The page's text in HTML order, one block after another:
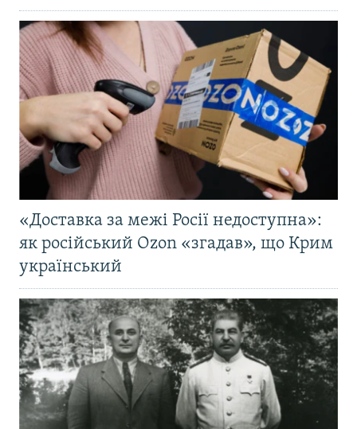
«Доставка за межі Росії недоступна»:
як російський Ozon «згадав», що Крим
український